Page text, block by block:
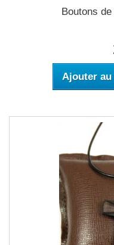
Boutons
Ajouter au